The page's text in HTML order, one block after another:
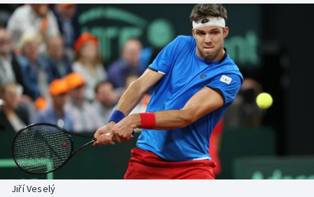
Cyklistika
DALŠÍ SPORTY
Americký fotbal
Baseball a softbal
Basketbal
Biatlon
NEPŘEHLÉDNĚTE
Soutěže
Historické návraty
Aplikace ČT sport
Jiří Veselý